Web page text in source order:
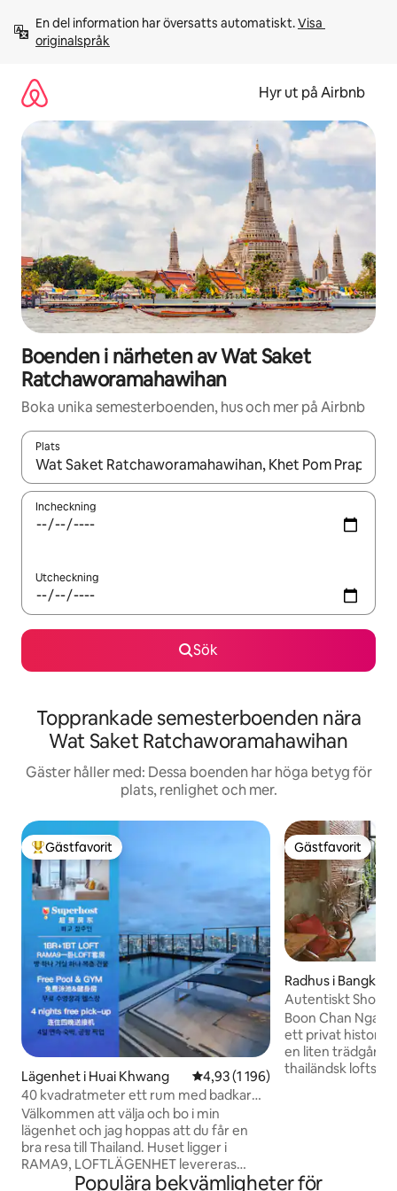
innehåll
En del information har översatts automatiskt. Visa
originalspråk
Hyr ut på Airbnb
Boenden i närheten av Wat Saket
Ratchaworamahawihan
Boka unika semesterboenden, hus och mer på Airbnb
Plats
När resultaten är tillgängliga kan du navigera med upp- och
Incheckning
Utcheckning
Sök
Topprankade semesterboenden nära
Wat Saket Ratchaworamahawihan
Gäster håller med: Dessa boenden har höga betyg för
plats, renlighet och mer.
Populär gästfavorit
Gästfavorit
Lägenhet i Huai Khwang 4,93 av 5 i genomsnittligt betyg,
4,93 (1 196)
40 kvadratmeter ett rum med badkar
balkong LOFT-D4 / bo 3 personer / tak
pool / nära RCA / nära tåg nattmarknad /
nära tonglor
Välkommen att välja och bo i min
lägenhet och jag hoppas att du får en
bra resa till Thailand. Huset ligger i
RAMA9, LOFTLÄGENHET levereras
2024.Rummet är cirka 40 kvadratmeter
Gästfavorit
Gästfavorit
Radhus i Bangkok
Autentiskt
område
Boon Chan
ett privat
en liten
thailändsk loftstil.
Rymmer upp till
Populära bekvämligheter för